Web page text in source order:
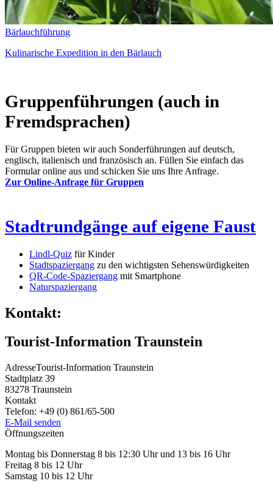
Bärlauchführung
Kulinarische Expedition in den Bärlauch
Gruppenführungen (auch in
Fremdsprachen)
Für Gruppen bieten wir auch Sonderführungen auf deutsch,
englisch, italienisch und französisch an. Füllen Sie einfach das
Formular online aus und schicken Sie uns Ihre Anfrage.
Zur Online-Anfrage für Gruppen
Stadtrundgänge auf eigene Faust
Lindl-Quiz für Kinder
Stadtspaziergang zu den wichtigsten Sehenswürdigkeiten
QR-Code-Spaziergang mit Smartphone
Naturspaziergang
Kontakt:
Tourist-Information Traunstein
AdresseTourist-Information Traunstein
Stadtplatz 39
83278 Traunstein
Kontakt
Telefon: +49 (0) 861/65-500
E-Mail senden
Öffnungszeiten
Montag bis Donnerstag 8 bis 12:30 Uhr und 13 bis 16 Uhr
Freitag 8 bis 12 Uhr
Samstag 10 bis 12 Uhr